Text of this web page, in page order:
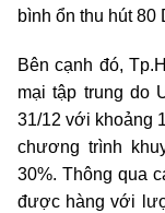
bình ổn thu hút 80
Bên cạnh đó,
mại tập trung do
31/12 với khoảng
chương trình
30%. Thông qua
được hàng với